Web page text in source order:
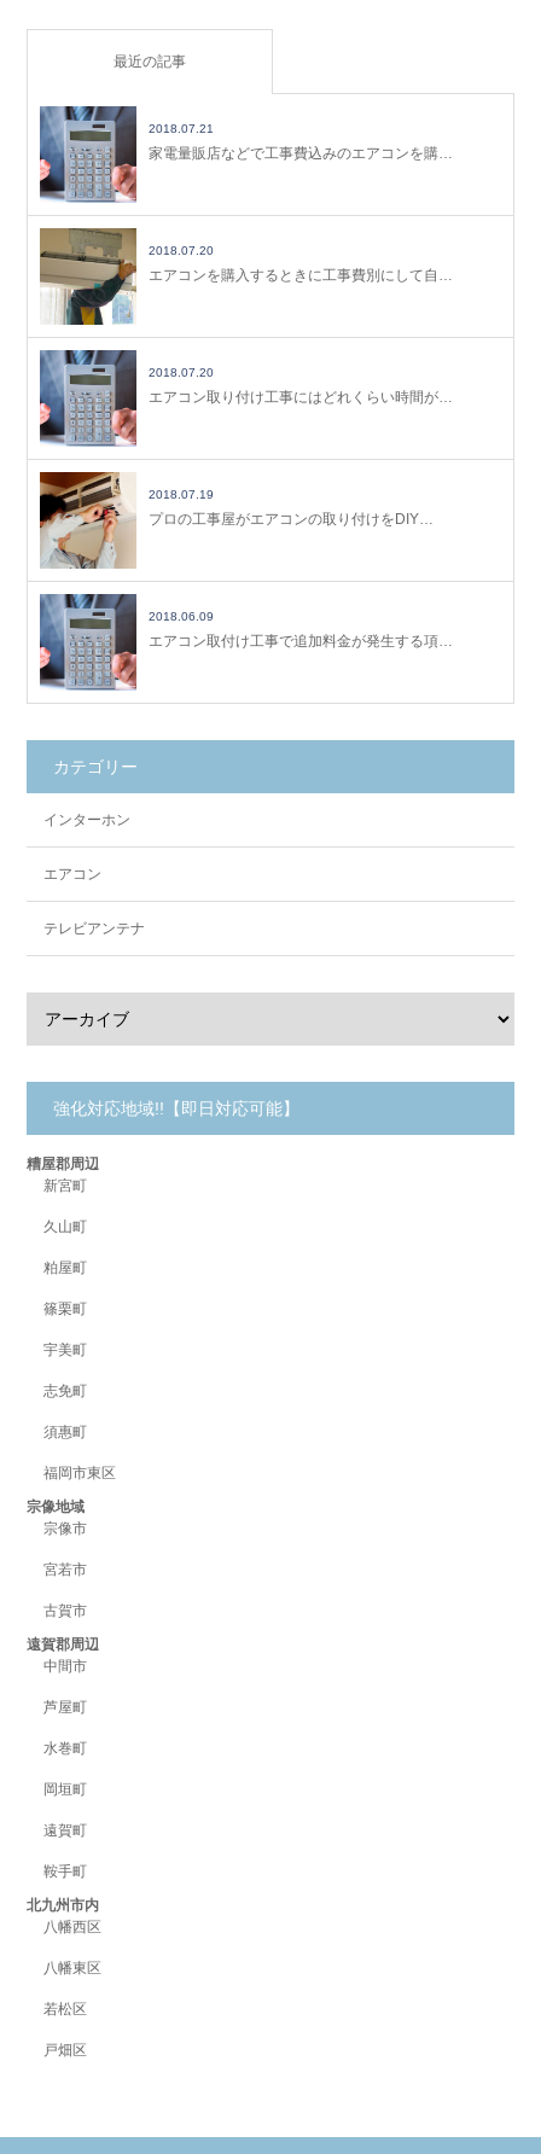
最近の記事
2018.07.21
家電量販店などで工事費込みのエアコンを購…
2018.07.20
エアコンを購入するときに工事費別にして自…
2018.07.20
エアコン取り付け工事にはどれくらい時間が…
2018.07.19
プロの工事屋がエアコンの取り付けをDIY…
2018.06.09
エアコン取付け工事で追加料金が発生する項…
カテゴリー
インターホン
エアコン
テレビアンテナ
強化対応地域!!【即日対応可能】
糟屋郡周辺
新宮町
久山町
粕屋町
篠栗町
宇美町
志免町
須惠町
福岡市東区
宗像地域
宗像市
宮若市
古賀市
遠賀郡周辺
中間市
芦屋町
水巻町
岡垣町
遠賀町
鞍手町
北九州市内
八幡西区
八幡東区
若松区
戸畑区